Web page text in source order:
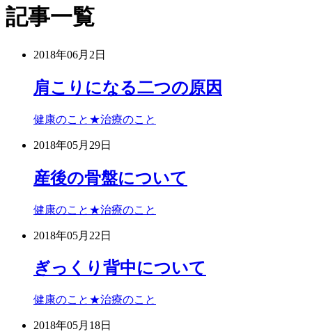
記事一覧
2018年06月2日
肩こりになる二つの原因
健康のこと★治療のこと
2018年05月29日
産後の骨盤について
健康のこと★治療のこと
2018年05月22日
ぎっくり背中について
健康のこと★治療のこと
2018年05月18日